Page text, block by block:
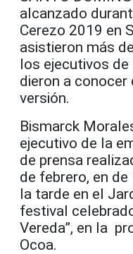
alcanzado
Cerezo 2019 en
asistieron más
los ejecutivos de
dieron a
versión.
Bismarck
ejecutivo de la
de prensa
de febrero, en
la tarde en el
festival
Vereda”, en la
Ocoa.